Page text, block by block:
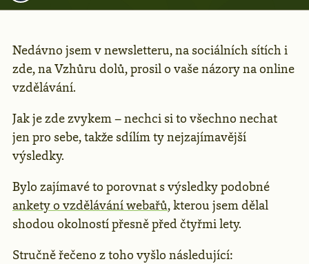
Nedávno jsem v newsletteru, na sociálních sítích i
zde, na Vzhůru dolů, prosil o vaše názory na online
vzdělávání.
Jak je zde zvykem – nechci si to všechno nechat
jen pro sebe, takže sdílím ty nejzajímavější
výsledky.
Bylo zajímavé to porovnat s výsledky podobné
ankety o vzdělávání webařů, kterou jsem dělal
shodou okolností přesně před čtyřmi lety.
Stručně řečeno z toho vyšlo následující: